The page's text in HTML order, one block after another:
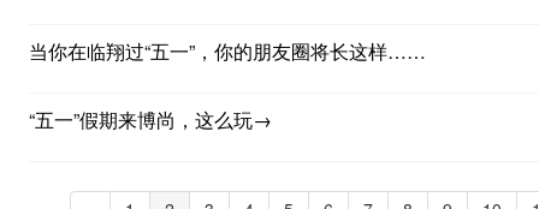
当你在临翔过“五一”，你的朋友圈将长这样……
“五一”假期来博尚，这么玩→